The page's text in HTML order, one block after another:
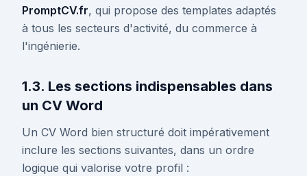
PromptCV.fr, qui propose des templates adaptés
à tous les secteurs d'activité, du commerce à
l'ingénierie.
1.3. Les sections indispensables dans
un CV Word
Un CV Word bien structuré doit impérativement
inclure les sections suivantes, dans un ordre
logique qui valorise votre profil :